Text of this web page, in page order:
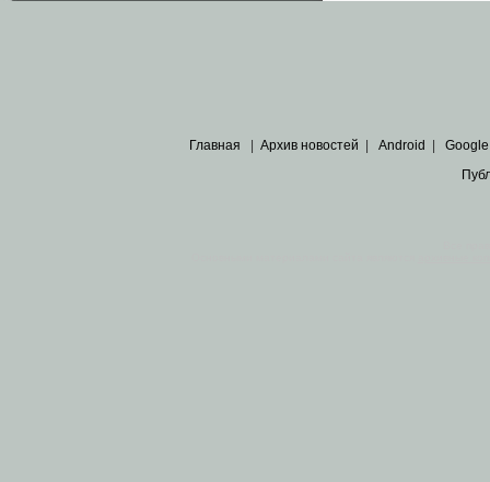
Главная Архив новостей Android Google